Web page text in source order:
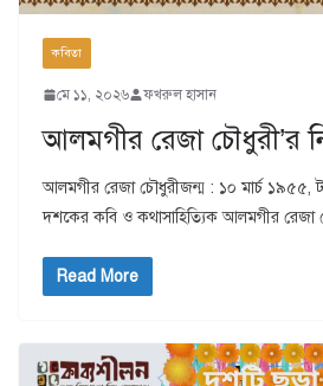
কবিতা
মে ১১, ২০২৬ ফখরুল হাসান
আলমগীর রেজা চৌধুরী’র
আলমগীর রেজা চৌধুরীজন্ম : ১০ মার্চ ১৯৫৫,
দশকের কবি ও কথাসাহিত্যিক আলমগীর রেজা
Read More